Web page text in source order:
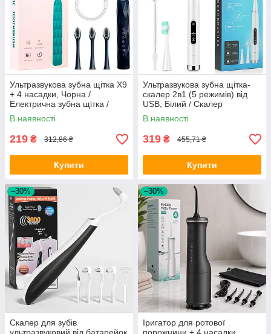
Ультразвукова зубна щітка X9
+ 4 насадки, Чорна /
Електрична зубна щітка /
Електрощітка зубна
В наявності
219 ₴ 312,86 ₴
Купити
Ультразвукова зубна щітка-
скалер 2в1 (5 режимів) від
USB, Білий / Скалер
стоматологічний / Скалер для
зубів
В наявності
319 ₴ 455,71 ₴
Купити
–30%
Скалер для зубів
–30%
Іригатор для ротової